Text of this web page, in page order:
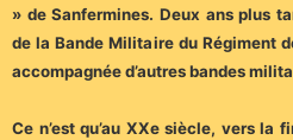
» de Sanfermines. Deux ans plus
de la Bande Militaire du Régiment
accompagnée d’autres bandes
Ce n’est qu’au XXe siècle, vers la